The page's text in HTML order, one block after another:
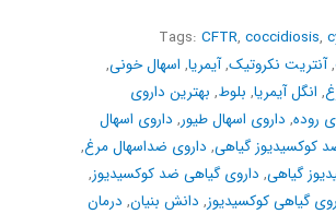
Tags: CFTR, coccidiosis,
,آنتریت نکروتیک,آیمریا, اسهال خونی,
, انگل آیمریا, بلوط, بهترین داروی
روده, داروی اسهال طیور, داروی اسهال
کوکسیدیوز گیاهی, داروی ضداسهال مرغ,
گیاهی, داروی گیاهی ضد کوکسیدیوز,
گیاهی کوکسیدیوز, دانش بنیان, درمان